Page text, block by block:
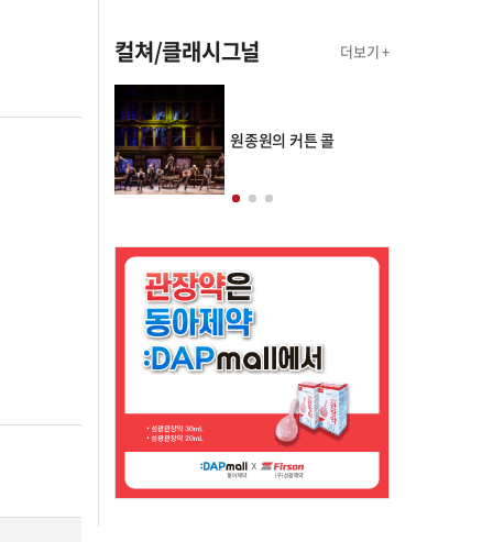
컬쳐/클래시그널 더보기 +
원종원의 커튼 콜